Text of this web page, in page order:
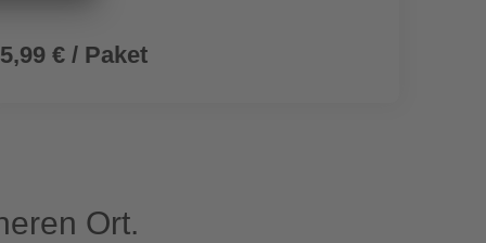
5,99 € / Paket
Ort.